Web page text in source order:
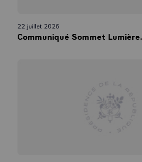
22 juillet 2026
Communiqué Sommet Lumière.